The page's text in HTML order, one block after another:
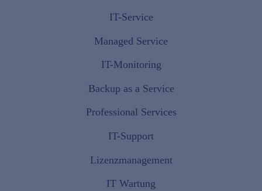
IT-Service
Managed Service
IT-Monitoring
Backup as a Service
Professional Services
IT-Support
Lizenzmanagement
IT Wartung